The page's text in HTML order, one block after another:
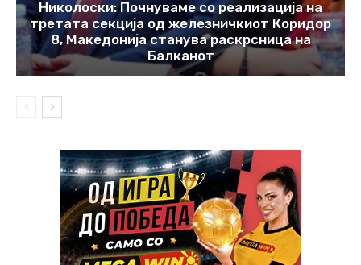
Николоски: Почнуваме со реализација на
третата секција од железничкиот Коридор
8, Македонија станува раскрсница на
Балканот